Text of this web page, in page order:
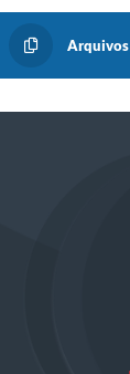
Arquivos